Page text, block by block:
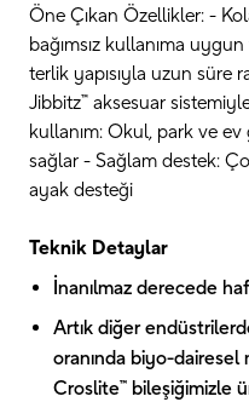
Öne Çıkan Özellikler: -
bağımsız kullanıma
terlik yapısıyla uzun süre
Jibbitz™ aksesuar
kullanım: Okul, park ve
sağlar - Sağlam destek:
ayak desteği
Teknik Detaylar
İnanılmaz derecede
Artık diğer
oranında biyo-
Croslite™ bileşiğimizle